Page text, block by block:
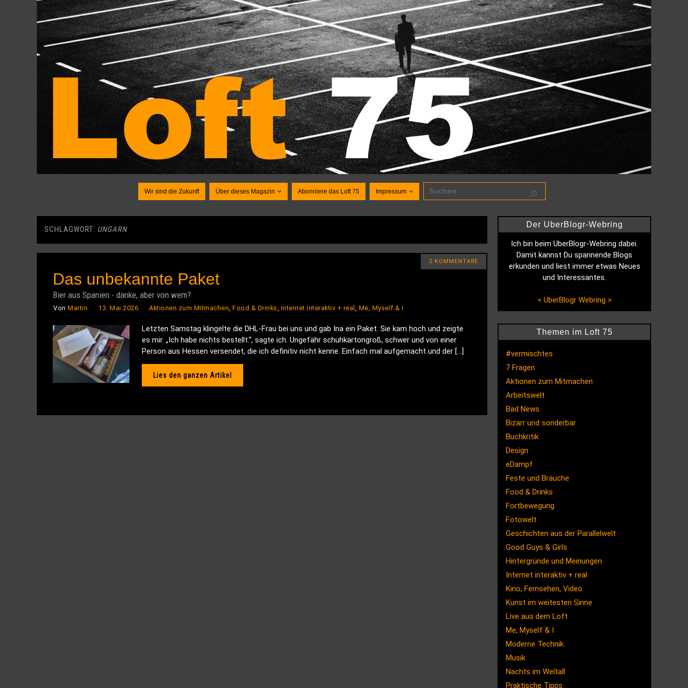
Wir sind die Zukunft Über dieses Magazin Abonniere das Loft 75 Impressum
SCHLAGWORT: UNGARN
2 KOMMENTARE
Das unbekannte Paket
Bier aus Spanien - danke, aber von wem?
Von Martin 13. Mai 2026 Aktionen zum Mitmachen, Food & Drinks, Internet interaktiv + real , Me, Myself & I
Letzten Samstag klingelte die DHL-Frau bei uns und gab Ina ein Paket. Sie kam hoch und zeigte
es mir. „Ich habe nichts bestellt.“, sagte ich. Ungefähr schuhkartongroß, schwer und von einer
Person aus Hessen versendet, die ich definitiv nicht kenne. Einfach mal aufgemacht und der […]
Lies den ganzen Artikel
Der UberBlogr-Webring
Ich bin beim UberBlogr-Webring dabei.
Damit kannst Du spannende Blogs
erkunden und liest immer etwas Neues
und Interessantes.
< UberBlogr Webring >
Themen im Loft 75
#vermischtes
7 Fragen
Aktionen zum Mitmachen
Arbeitswelt
Bad News
Bizarr und sonderbar
Buchkritik
Design
eDampf
Feste und Bräuche
Food & Drinks
Fortbewegung
Fotowelt
Geschichten aus der Parallelwelt
Good Guys & Girls
Hintergründe und Meinungen
Internet interaktiv + real
Kino, Fernsehen, Video
Kunst im weitesten Sinne
Live aus dem Loft
Me, Myself & I
Moderne Technik
Musik
Nachts im Weltall
Praktische Tipps